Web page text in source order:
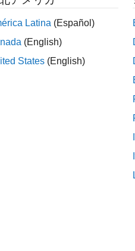
一部の
ださい
結
Latina (Español)
(English)
States (English)